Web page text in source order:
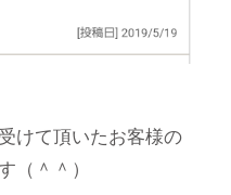
けて頂いたお客様の
（＾＾）